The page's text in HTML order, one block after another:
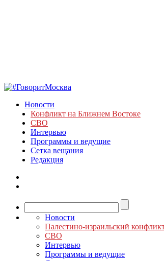
Новости
Конфликт на Ближнем Востоке
СВО
Интервью
Программы и ведущие
Сетка вещания
Редакция
Новости
Палестино-израильский
СВО
Интервью
Программы и ведущие